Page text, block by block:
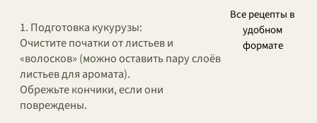
1. Подготовка кукурузы:
Очистите початки от листьев и
«волосков» (можно оставить пару слоёв
листьев для аромата).
Обрежьте кончики, если они
повреждены.
Все рецепты в
удобном
формате